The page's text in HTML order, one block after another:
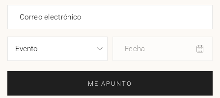
Correo electrónico
Fecha
ME APUNTO